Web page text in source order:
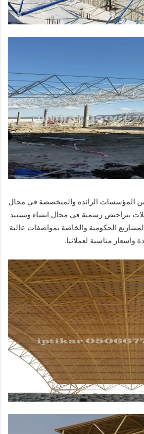
من المؤسسات الرائده والمتخصصة في مجال
بتراخيص رسمية في مجال انشاء وتشييد
الحكومية والخاصة بمواصفات عالية
واسعار مناسبة لعملائنا.